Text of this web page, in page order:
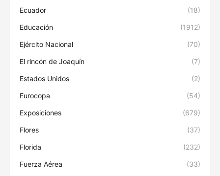
Ecuador (18)
Educación (1912)
Ejército Nacional (70)
El rincón de Joaquín (7)
Estados Unidos (2)
Eurocopa (54)
Exposiciones (679)
Flores (37)
Florida (232)
Fuerza Aérea (33)